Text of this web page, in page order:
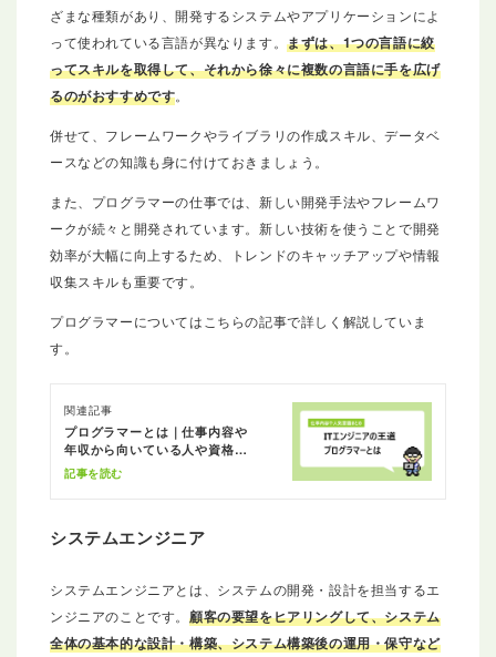
ざまな種類があり、開発するシステムやアプリケーションによ
って使われている言語が異なります。まずは、1つの言語に絞
ってスキルを取得して、それから徐々に複数の言語に手を広げ
るのがおすすめです。
併せて、フレームワークやライブラリの作成スキル、データベ
ースなどの知識も身に付けておきましょう。
また、プログラマーの仕事では、新しい開発手法やフレームワ
ークが続々と開発されています。新しい技術を使うことで開発
効率が大幅に向上するため、トレンドのキャッチアップや情報
収集スキルも重要です。
プログラマーについてはこちらの記事で詳しく解説していま
す。
関連記事
プログラマーとは｜仕事内容や
年収から向いている人や資格ま
とめ
記事を読む
システムエンジニア
システムエンジニアとは、システムの開発・設計を担当するエ
ンジニアのことです。 顧客の要望をヒアリングして、システム
全体の基本的な設計・構築、システム構築後の運用・保守など